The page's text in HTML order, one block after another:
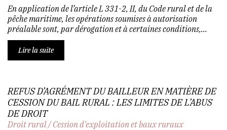
En application de l’article L 331-2, II, du Code rural et de la
pêche maritime, les opérations soumises à autorisation
préalable sont, par dérogation et à certaines conditions,...
Lire la suite
REFUS D’AGRÉMENT DU BAILLEUR EN MATIÈRE DE
CESSION DU BAIL RURAL : LES LIMITES DE L’ABUS
DE DROIT
Droit rural/Cession d'exploitation et baux ruraux